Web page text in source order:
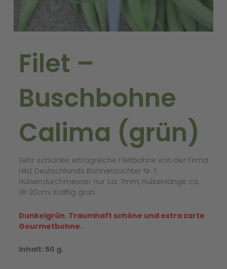
Filet –
Buschbohne
Calima (grün)
Sehr schlanke, ertragreiche Filetbohne von der Firma
Hild, Deutschlands Bohnenzüchter Nr. 1.
Hülsendurchmesser nur ca. 7mm, Hülsenlänge ca.
18-20cm. Kräftig grün.
Dunkelgrün. Traumhaft schöne und extra zarte
Gourmetbohne.
Inhalt: 50 g.